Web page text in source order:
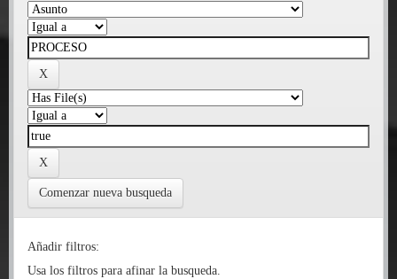
Comenzar nueva busqueda
Añadir filtros:
Usa los filtros para afinar la busqueda.